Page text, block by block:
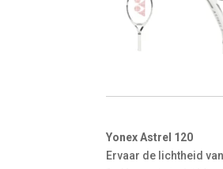
Yonex Astrel 120
Ervaar de lichtheid